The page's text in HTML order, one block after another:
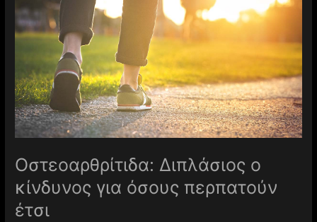
Οστεοαρθρίτιδα: Διπλάσιος ο
κίνδυνος για όσους περπατούν
έτσι